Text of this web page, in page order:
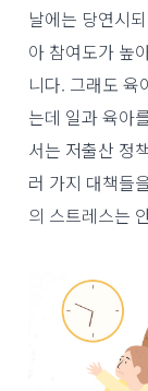
날에는 당연시
아 참여도가 높
니다. 그래도 육
는데 일과 육아
서는 저출산 정
러 가지 대책들
의 스트레스는